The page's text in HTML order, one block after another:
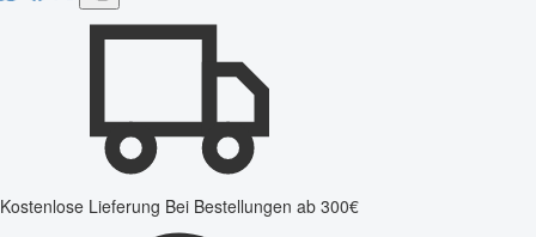
Kostenlose Lieferung Bei Bestellungen ab 300€